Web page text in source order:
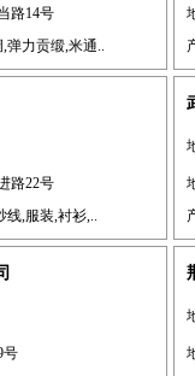
路14号
弹力贡缎,米通..
路22号
线,服装,衬衫,..
号